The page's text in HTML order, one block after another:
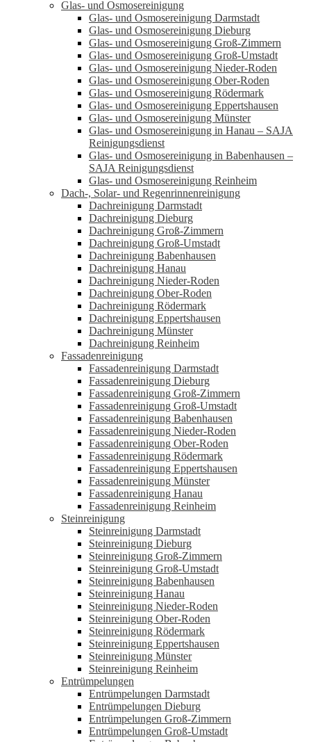
Glas- und Osmosereinigung
Glas- und Osmosereinigung Darmstadt
Glas- und Osmosereinigung Dieburg
Glas- und Osmosereinigung Groß-Zimmern
Glas- und Osmosereinigung Groß-Umstadt
Glas- und Osmosereinigung Nieder-Roden
Glas- und Osmosereinigung Ober-Roden
Glas- und Osmosereinigung Rödermark
Glas- und Osmosereinigung Eppertshausen
Glas- und Osmosereinigung Münster
Glas- und Osmosereinigung in Hanau – SAJA
Reinigungsdienst
Glas- und Osmosereinigung in Babenhausen –
SAJA Reinigungsdienst
Glas- und Osmosereinigung Reinheim
Dach-, Solar- und Regenrinnenreinigung
Dachreinigung Darmstadt
Dachreinigung Dieburg
Dachreinigung Groß-Zimmern
Dachreinigung Groß-Umstadt
Dachreinigung Babenhausen
Dachreinigung Hanau
Dachreinigung Nieder-Roden
Dachreinigung Ober-Roden
Dachreinigung Rödermark
Dachreinigung Eppertshausen
Dachreinigung Münster
Dachreinigung Reinheim
Fassadenreinigung
Fassadenreinigung Darmstadt
Fassadenreinigung Dieburg
Fassadenreinigung Groß-Zimmern
Fassadenreinigung Groß-Umstadt
Fassadenreinigung Babenhausen
Fassadenreinigung Nieder-Roden
Fassadenreinigung Ober-Roden
Fassadenreinigung Rödermark
Fassadenreinigung Eppertshausen
Fassadenreinigung Münster
Fassadenreinigung Hanau
Fassadenreinigung Reinheim
Steinreinigung
Steinreinigung Darmstadt
Steinreinigung Dieburg
Steinreinigung Groß-Zimmern
Steinreinigung Groß-Umstadt
Steinreinigung Babenhausen
Steinreinigung Hanau
Steinreinigung Nieder-Roden
Steinreinigung Ober-Roden
Steinreinigung Rödermark
Steinreinigung Eppertshausen
Steinreinigung Münster
Steinreinigung Reinheim
Entrümpelungen
Entrümpelungen Darmstadt
Entrümpelungen Dieburg
Entrümpelungen Groß-Zimmern
Entrümpelungen Groß-Umstadt